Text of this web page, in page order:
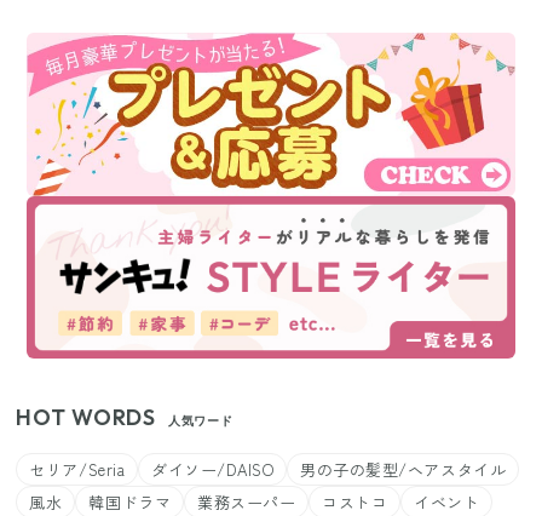
HOT WORDS 人気ワード
セリア/Seria ダイソー/DAISO
男の子の髪型/ヘアスタイル
風水
韓国ドラマ 業務スーパー コストコ
イベント